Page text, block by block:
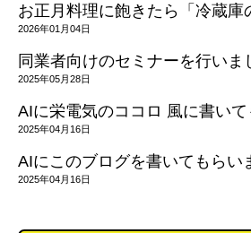
お正月料理に飽きたら「冷蔵庫
2026年01月04日
同業者向けのセミナーを行いま
2025年05月28日
AIに栄電気のココロ 風に書い
2025年04月16日
AIにこのブログを書いてもらい
2025年04月16日